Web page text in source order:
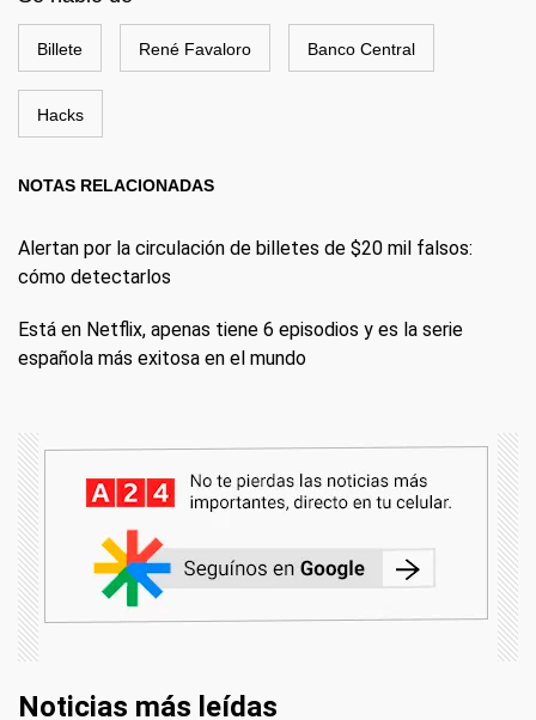
Billete René Favaloro Banco Central
Hacks
NOTAS RELACIONADAS
Alertan por la circulación de billetes de $20 mil falsos:
cómo detectarlos
Está en Netflix, apenas tiene 6 episodios y es la serie
española más exitosa en el mundo
Noticias más leídas